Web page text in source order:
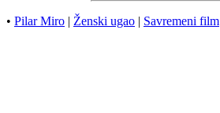
• Pilar Miro | Ženski ugao | Savremeni film